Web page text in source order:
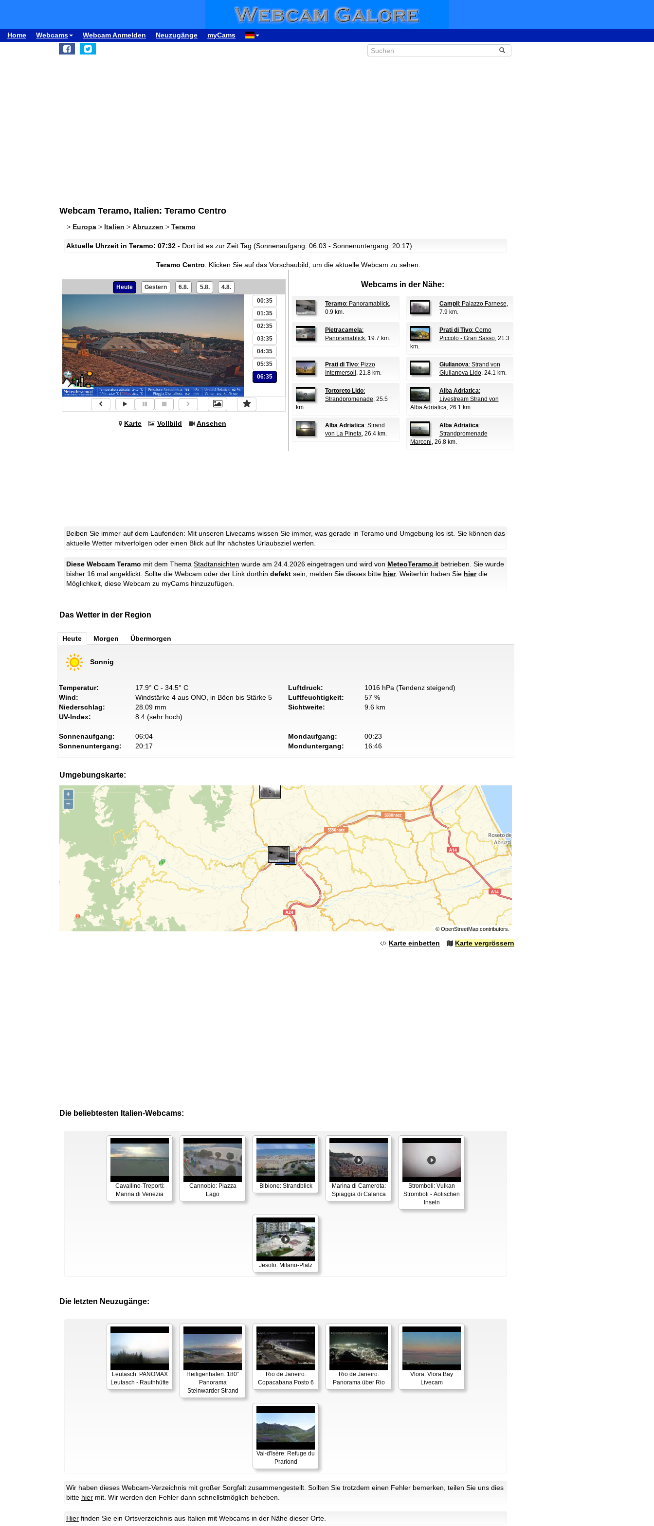
Home Webcams Webcam Anmelden Neuzugänge myCams
Webcam Teramo, Italien: Teramo Centro
> Europa > Italien > Abruzzen > Teramo
Aktuelle Uhrzeit in Teramo: 07:32 - Dort ist es zur Zeit Tag (Sonnenaufgang: 06:03 - Sonnenuntergang: 20:17)
Teramo Centro: Klicken Sie auf das Vorschaubild, um die aktuelle Webcam zu sehen.
Heute Gestern 6.8. 5.8. 4.8.
00:35
01:35
02:35
03:35
04:35
05:35
06:35
Karte Vollbild Ansehen
Webcams in der Nähe:
Teramo: Panoramablick,
0.9 km.
Campli: Palazzo Farnese,
7.9 km.
Pietracamela:
Panoramablick, 19.7 km.
Prati di Tivo: Corno
Piccolo - Gran Sasso, 21.3
km.
Prati di Tivo: Pizzo
Intermersoli, 21.8 km.
Giulianova: Strand von
Giulianova Lido, 24.1 km.
Tortoreto Lido:
Strandpromenade, 25.5
km.
Alba Adriatica:
Livestream Strand von
Alba Adriatica, 26.1 km.
Alba Adriatica: Strand
von La Pineta, 26.4 km.
Alba Adriatica:
Strandpromenade
Marconi, 26.8 km.
Beiben Sie immer auf dem Laufenden: Mit unseren Livecams wissen Sie immer, was gerade in Teramo und Umgebung los ist. Sie können das
aktuelle Wetter mitverfolgen oder einen Blick auf Ihr nächstes Urlaubsziel werfen.
Diese Webcam Teramo mit dem Thema Stadtansichten wurde am 24.4.2026 eingetragen und wird von MeteoTeramo.it betrieben. Sie wurde
bisher 16 mal angeklickt. Sollte die Webcam oder der Link dorthin defekt sein, melden Sie dieses bitte hier. Weiterhin haben Sie hierdie
Möglichkeit, diese Webcam zu myCams hinzuzufügen.
Das Wetter in der Region
Heute Morgen Übermorgen
Sonnig
Temperatur:
17.9° C - 34.5° C
Wind:
Windstärke 4 aus ONO, in Böen bis Stärke 5
Niederschlag:
28.09 mm
UV-Index:
8.4 (sehr hoch)
Luftdruck:
1016 hPa (Tendenz steigend)
Luftfeuchtigkeit:
57 %
Sichtweite:
9.6 km
Sonnenaufgang:
06:04
Sonnenuntergang:
20:17
Mondaufgang:
00:23
Monduntergang:
16:46
Umgebungskarte:
+
−
© OpenStreetMapcontributors.
Karte einbetten Karte vergrössern
Die beliebtesten Italien-Webcams:
Cavallino-Treporti:
Marina di Venezia
Cannobio: Piazza
Lago
Bibione: Strandblick
Marina di Camerota:
Spiaggia di Calanca
Stromboli: Vulkan
Stromboli - Äolischen
Inseln
Jesolo: Milano-Platz
Die letzten Neuzugänge:
Leutasch: PANOMAX
Leutasch - Rauthhütte
Heiligenhafen: 180°
Panorama
Steinwarder Strand
Rio de Janeiro:
Copacabana Posto 6
Rio de Janeiro:
Panorama über Rio
Vlora: Vlora Bay
Livecam
Val-d'Isère: Refuge du
Prariond
Wir haben dieses Webcam-Verzeichnis mit großer Sorgfalt zusammengestellt. Sollten Sie trotzdem einen Fehler bemerken, teilen Sie uns dies
bitte hier mit. Wir werden den Fehler dann schnellstmöglich beheben.
Hier finden Sie ein Ortsverzeichnis aus Italien mit Webcams in der Nähe dieser Orte.